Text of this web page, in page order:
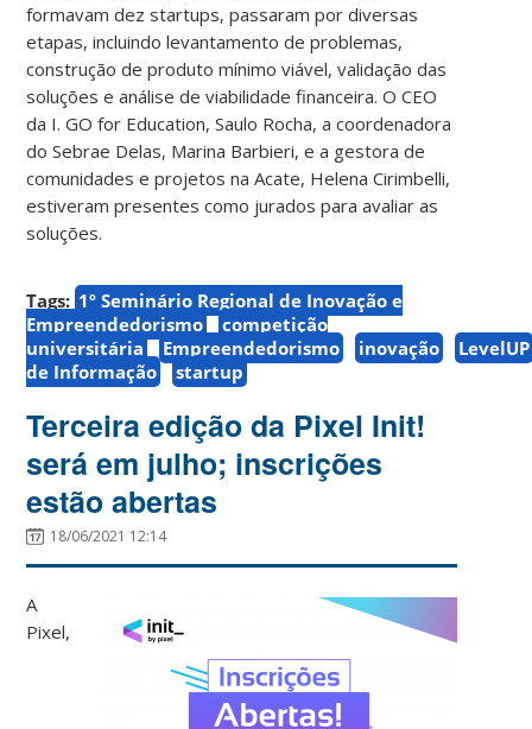
formavam dez startups, passaram por diversas
etapas, incluindo levantamento de problemas,
construção de produto mínimo viável, validação das
soluções e análise de viabilidade financeira. O CEO
da I. GO for Education, Saulo Rocha, a coordenadora
do Sebrae Delas, Marina Barbieri, e a gestora de
comunidades e projetos na Acate, Helena Cirimbelli,
estiveram presentes como jurados para avaliar as
soluções.
Tags: 1º Seminário Regional de Inovação e
Empreendedorismo
competição
universitária
Empreendedorismo inovação
LevelUP
de Informação
startup
Terceira edição da Pixel Init!
será em julho; inscrições
estão abertas
18/06/2021 12:14
A
Pixel,